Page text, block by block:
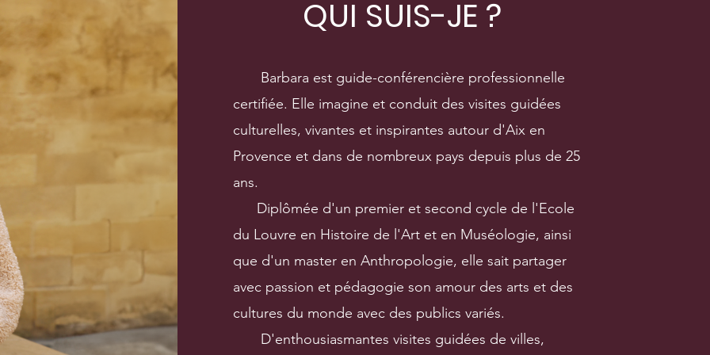
QUI SUIS-JE ?
Barbara est guide-conférencière professionnelle
certifiée. Elle imagine et conduit des visites guidées
culturelles, vivantes et inspirantes autour d'Aix en
Provence et dans de nombreux pays depuis plus de 25
ans.
Diplômée d'un premier et second cycle de l'Ecole
du Louvre en Histoire de l'Art et en Muséologie, ainsi
que d'un master en Anthropologie, elle sait partager
avec passion et pédagogie son amour des arts et des
cultures du monde avec des publics variés.
D'enthousiasmantes visites guidées de villes,